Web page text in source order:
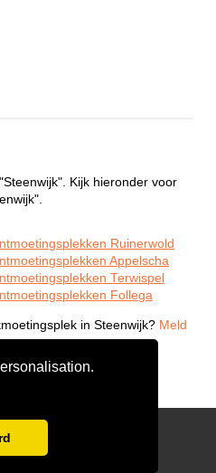
Kijk hieronder voor
Ruinerwold
Appelscha
Terwispel
Follega
in Steenwijk? Meld